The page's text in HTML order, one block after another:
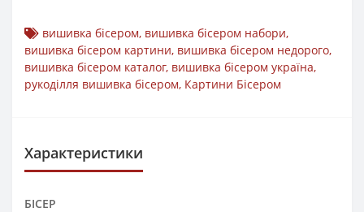
вишивка бісером, вишивка бісером набори,
вишивка бісером картини, вишивка бісером недорого,
вишивка бісером каталог, вишивка бісером україна,
рукоділля вишивка бісером, Картини Бісером
Характеристики
БІСЕР